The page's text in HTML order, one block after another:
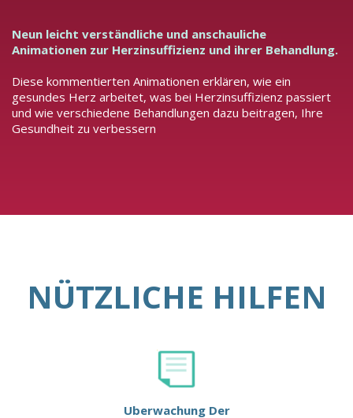
Neun leicht verständliche und anschauliche
Animationen zur Herzinsuffizienz und ihrer Behandlung.
Diese kommentierten Animationen erklären, wie ein
gesundes Herz arbeitet, was bei Herzinsuffizienz passiert
und wie verschiedene Behandlungen dazu beitragen, Ihre
Gesundheit zu verbessern
NÜTZLICHE HILFEN
Uberwachung Der